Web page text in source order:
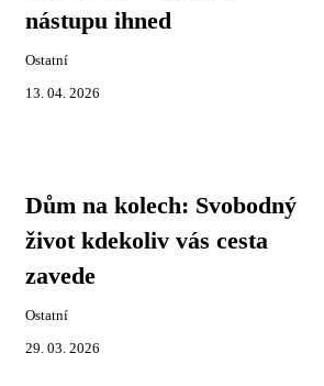
nástupu ihned
Ostatní
13. 04. 2026
Dům na kolech: Svobodný
život kdekoliv vás cesta
zavede
Ostatní
29. 03. 2026